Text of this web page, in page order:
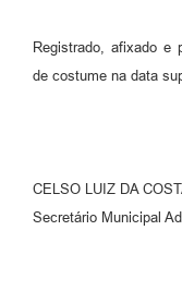
Registrado, afixado e
de costume na data
CELSO LUIZ DA
Secretário Municipal